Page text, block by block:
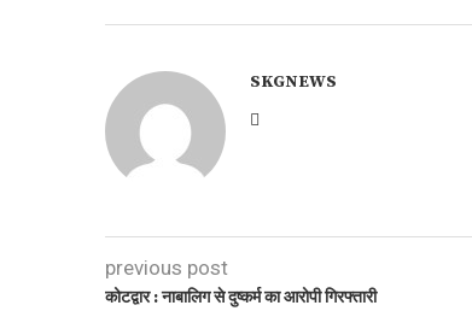
SKGNEWS
previous post
कोटद्वार : नाबालिग से दुष्कर्म का आरोपी गिरफ्तारी